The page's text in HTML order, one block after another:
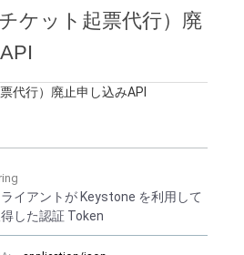
ケット起票代行）廃
代行）廃止申し込みAPI
イアントが Keystone を利用して
した認証 Token